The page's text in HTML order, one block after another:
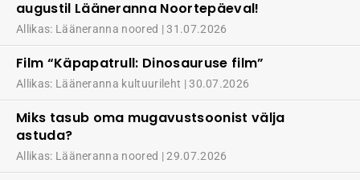
augustil Lääneranna Noortepäeval!
Allikas: Lääneranna noored 31.07.2026
Film “Käpapatrull: Dinosauruse film”
Allikas: Lääneranna kultuurileht 30.07.2026
Miks tasub oma mugavustsoonist välja
astuda?
Allikas: Lääneranna noored 29.07.2026